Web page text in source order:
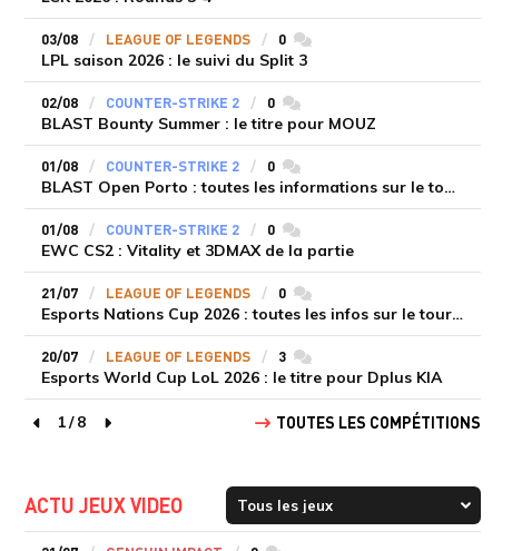
03/08 LEAGUE OF LEGENDS 0commentaires
LPL saison 2026 : le suivi du Split 3
02/08 COUNTER-STRIKE 2 0commentaires
BLAST Bounty Summer : le titre pour MOUZ
01/08 COUNTER-STRIKE 2 0commentaires
BLAST Open Porto : toutes les informations sur le tournoi
01/08 COUNTER-STRIKE 2 0commentaires
EWC CS2 : Vitality et 3DMAX de la partie
21/07 LEAGUE OF LEGENDS 0commentaires
Esports Nations Cup 2026 : toutes les infos sur le tournoi
20/07 LEAGUE OF LEGENDS 3commentaires
Esports World Cup LoL 2026 : le titre pour Dplus KIA
page précédente
1/8
page suivante
TOUTES LES COMPÉTITIONS
ACTU JEUX VIDEO